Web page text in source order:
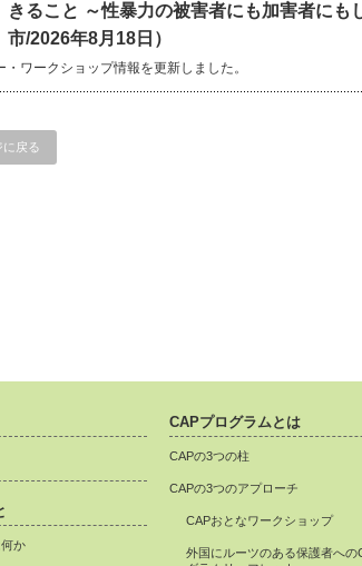
きること ～性暴力の被害者にも加害者にも
市/2026年8月18日）
・ワークショップ情報を更新しました。
に戻る
か
CAPプログラムとは
CAPの3つの柱
CAPの3つのアプローチ
CAPおとなワークショップ
外国にルーツのある保護者への